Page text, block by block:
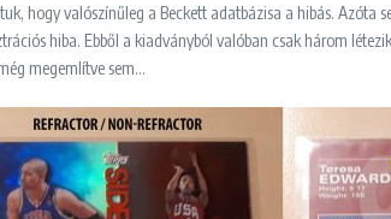
hogy valószínűleg a Beckett adatbázisa a hibás.
hiba. Ebből a kiadványból valóban csak három
megemlítve sem…